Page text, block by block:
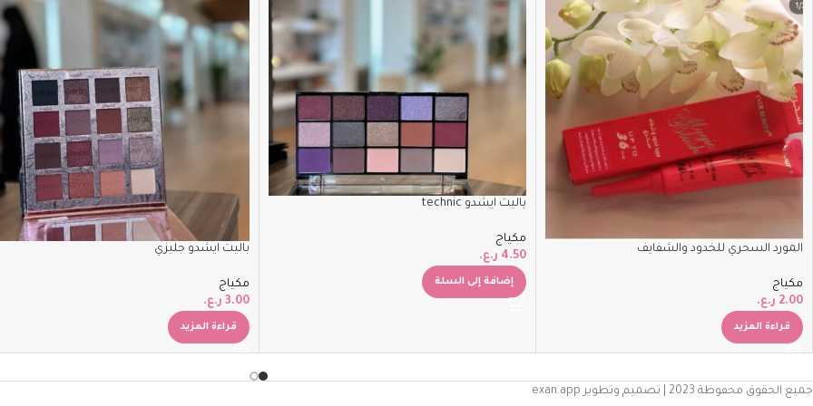
المورد السحري للخدود والشفايف
مكياج
2.00 ر.ع.
قراءة المزيد
باليت ايشدو technic
مكياج
4.50 ر.ع.
إضافة إلى السلة
باليت ايشدو جليزي
مكياج
3.00 ر.ع.
قراءة المزيد
جميع الحقوق محفوظة 2023 | تصميم وتطوير exan.app